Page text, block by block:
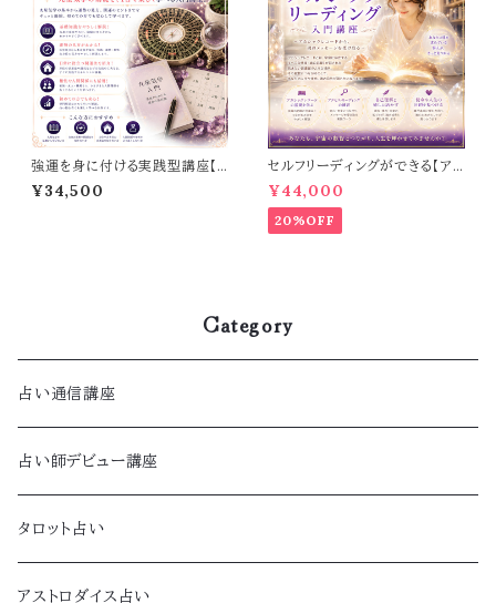
強運を身に付ける実践型講座【1
日でわかる！九星気学講座】
¥34,500
セルフリーディングができる【ア
カシックリーディング入門講座】
¥44,000
20%OFF
Category
占い通信講座
占い師デビュー講座
タロット占い
アストロダイス占い